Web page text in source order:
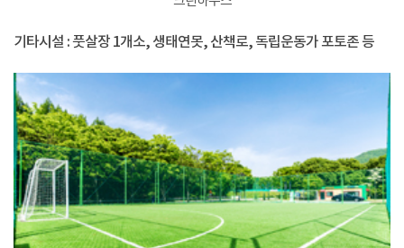
기타시설 : 풋살장 1개소, 생태연못, 산책로, 독립운동가 포토존 등